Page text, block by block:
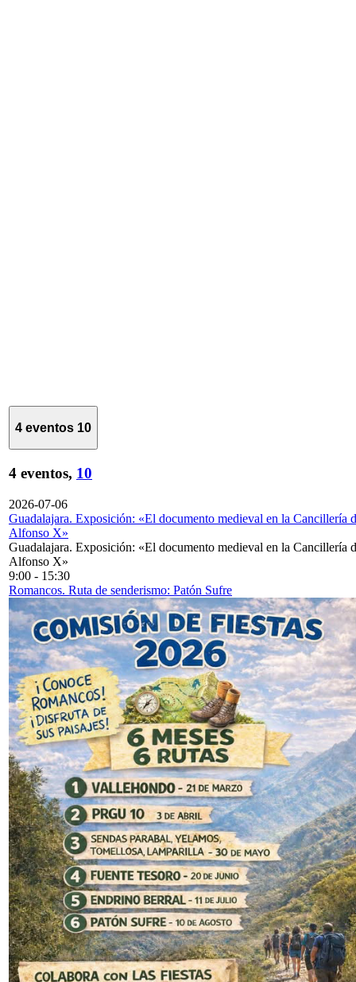
4 eventos 10
4 eventos, 10
2026-07-06
Guadalajara. Exposición: «El documento medieval en la Cancillería
Alfonso X»
Guadalajara. Exposición: «El documento medieval en la Cancillería
Alfonso X»
9:00 - 15:30
Romancos. Ruta de senderismo: Patón Sufre